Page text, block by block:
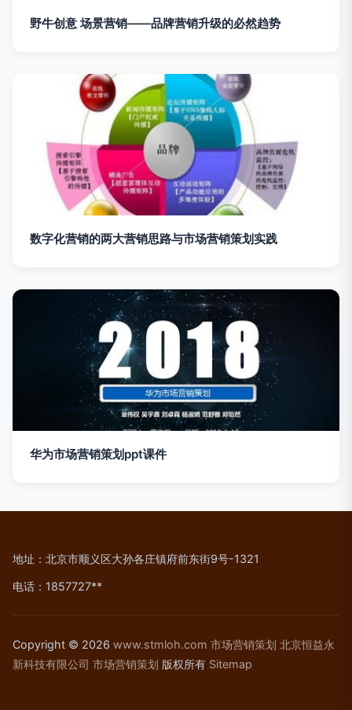
野牛创意 场景营销——品牌营销升级的必然趋势
数字化营销的两大营销思路与市场营销策划实践
华为市场营销策划ppt课件
地址：北京市顺义区大孙各庄镇府前东街9号-1321
电话：1857727**
Copyright © 2026 www.stmloh.com 市场营销策划 北京恒益永
新科技有限公司 市场营销策划 版权所有 Sitemap